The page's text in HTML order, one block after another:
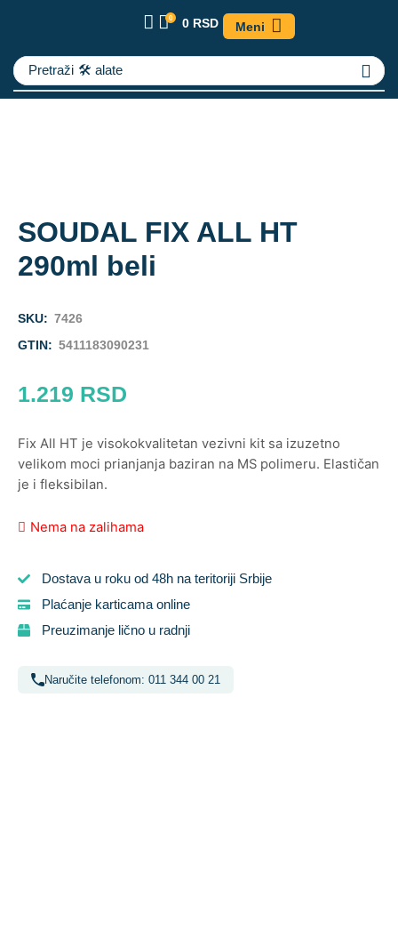
0 0 RSD Meni
Pretraži 🛠️ alate
SOUDAL FIX ALL HT
290ml beli
SKU: 7426
GTIN: 5411183090231
1.219 RSD
Fix All HT je visokokvalitetan vezivni kit sa izuzetno
velikom moci prianjanja baziran na MS polimeru. Elastičan
je i fleksibilan.
Nema na zalihama
Dostava u roku od 48h na teritoriji Srbije
Plaćanje karticama online
Preuzimanje lično u radnji
Naručite telefonom: 011 344 00 21